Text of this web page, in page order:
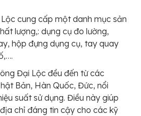
cung cấp một danh mục sản
lượng,: dụng cụ đo lường,
hộp đựng dụng cụ, tay quay
Đại Lộc đều đến từ các
Bản, Hàn Quốc, Đức, nổi
suất sử dụng. Điều này giúp
chỉ đáng tin cậy cho các kỹ